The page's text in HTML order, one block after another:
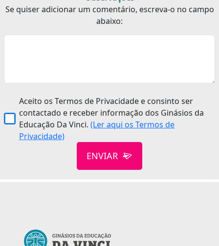
Se quiser adicionar um comentário, escreva-o no campo
abaixo:
Aceito os Termos de Privacidade e consinto ser
contactado e receber informação dos Ginásios da
Educação Da Vinci.(Ler aqui os Termos de
Privacidade)
ENVIAR